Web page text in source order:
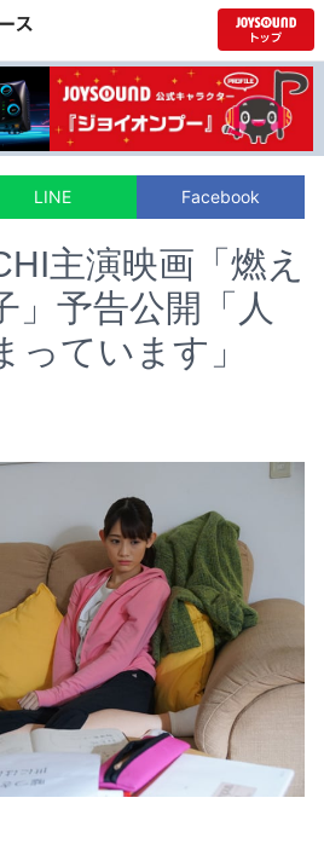
LINE Facebook
主演映画「燃え
」予告公開「人
っています」